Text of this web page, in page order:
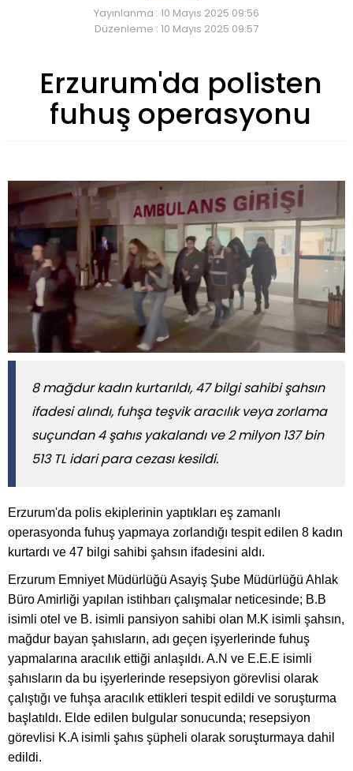
Yayınlanma : 10 Mayıs 2025 09:56
Düzenleme : 10 Mayıs 2025 09:57
Erzurum'da polisten
fuhuş operasyonu
​​​​​​​8 mağdur kadın kurtarıldı, 47 bilgi sahibi şahsın
ifadesi alındı, fuhşa teşvik aracılık veya zorlama
suçundan 4 şahıs yakalandı ve 2 milyon 137 bin
513 TL idari para cezası kesildi.
Erzurum'da polis ekiplerinin yaptıkları eş zamanlı
operasyonda fuhuş yapmaya zorlandığı tespit edilen 8 kadın
kurtardı ve 47 bilgi sahibi şahsın ifadesini aldı.
Erzurum Emniyet Müdürlüğü Asayiş Şube Müdürlüğü Ahlak
Büro Amirliği yapılan istihbarı çalışmalar neticesinde; B.B
isimli otel ve B. isimli pansiyon sahibi olan M.K isimli şahsın,
mağdur bayan şahısların, adı geçen işyerlerinde fuhuş
yapmalarına aracılık ettiği anlaşıldı. A.N ve E.E.E isimli
şahısların da bu işyerlerinde resepsiyon görevlisi olarak
çalıştığı ve fuhşa aracılık ettikleri tespit edildi ve soruşturma
başlatıldı. Elde edilen bulgular sonucunda; resepsiyon
görevlisi K.A isimli şahıs şüpheli olarak soruşturmaya dahil
edildi.